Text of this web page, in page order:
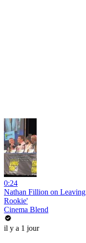
0:24
Nathan Fillion on
Rookie'
Cinema Blend
il y a 1 jour